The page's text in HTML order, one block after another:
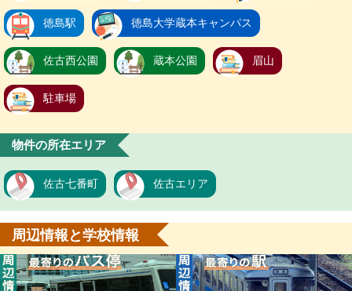
徳島駅 徳島大学蔵本キャンパス
佐古西公園 蔵本公園 眉山
駐車場
物件の所在エリア
佐古七番町 佐古エリア
周辺情報と学校情報